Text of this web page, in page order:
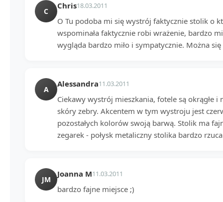
C
Chris18.03.2011
O Tu podoba mi się wystrój faktycznie stolik o
wspominała faktycznie robi wrażenie, bardzo
wygląda bardzo miło i sympatycznie. Można
A
Alessandra11.03.2011
Ciekawy wystrój mieszkania, fotele są okrągłe
skóry zebry. Akcentem w tym wystroju jest
pozostałych kolorów swoją barwą. Stolik ma
zegarek - połysk metaliczny stolika bardzo
JM
Joanna M11.03.2011
bardzo fajne miejsce ;)